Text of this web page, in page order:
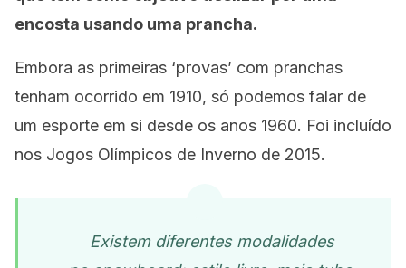
encosta usando uma prancha.
Embora as primeiras ‘provas’ com pranchas
tenham ocorrido em 1910, só podemos falar de
um esporte em si desde os anos 1960. Foi incluído
nos Jogos Olímpicos de Inverno de 2015.
Existem diferentes modalidades